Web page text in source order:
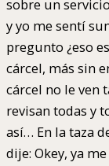
sobre un
y yo me sentí
pregunto ¿eso
cárcel, más sin
cárcel no le ven
revisan todas y
así… En la taza
dije: Okey, ya